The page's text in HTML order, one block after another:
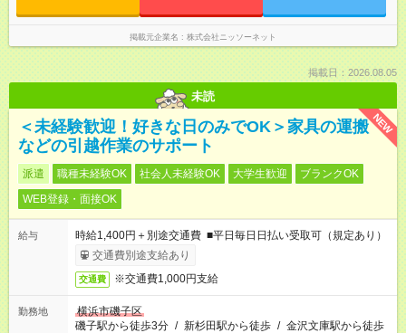
掲載元企業名 株式会社ニッソーネット
掲載日：2026.08.05
未読
NEW
＜未経験歓迎！好きな日のみでOK＞家具の運搬
などの引越作業のサポート
派遣 職種未経験OK 社会人未経験OK 大学生歓迎
ブランクOK
WEB登録・面接OK
給与
時給1,400円＋別途交通費 ■平日毎日日払い受取可（規定あり）
交通費別途支給あり
交通費 ※交通費1,000円支給
勤務地
横浜市磯子区
磯子駅から徒歩3分 / 新杉田駅から徒歩 / 金沢文庫駅から徒歩